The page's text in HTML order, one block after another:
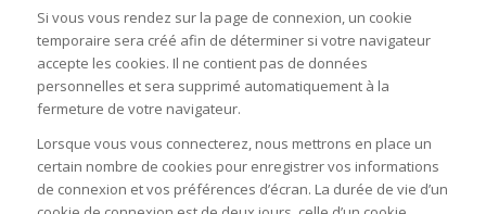
Si vous vous rendez sur la page de connexion, un cookie
temporaire sera créé afin de déterminer si votre navigateur
accepte les cookies. Il ne contient pas de données
personnelles et sera supprimé automatiquement à la
fermeture de votre navigateur.
Lorsque vous vous connecterez, nous mettrons en place un
certain nombre de cookies pour enregistrer vos informations
de connexion et vos préférences d’écran. La durée de vie d’un